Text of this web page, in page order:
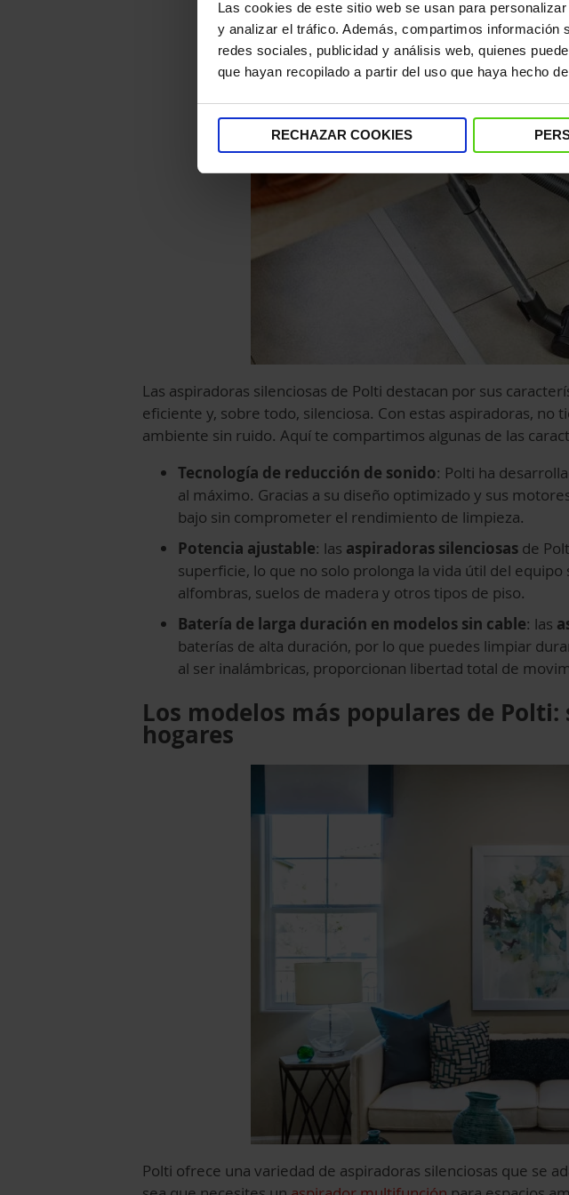
Las cookies de este sitio web se usan para
y analizar el tráfico. Además, compartimos
redes sociales, publicidad y análisis web, quienes
que hayan recopilado a partir del uso que haya hecho
RECHAZAR COOKIES
Las aspiradoras silenciosas de Polti destacan por sus
eficiente y, sobre todo, silenciosa. Con estas aspiradoras,
ambiente sin ruido. Aquí te compartimos algunas de las
Tecnología de reducción de sonido: Polti ha
al máximo. Gracias a su diseño optimizado y sus
bajo sin comprometer el rendimiento de limpieza.
Potencia ajustable: las aspiradoras silenciosas de
superficie, lo que no solo prolonga la vida útil del
alfombras, suelos de madera y otros tipos de piso.
Batería de larga duración en modelos sin cable: las
baterías de alta duración, por lo que puedes limpiar
al ser inalámbricas, proporcionan libertad total de
Los modelos más populares de
hogares
Polti ofrece una variedad de aspiradoras silenciosas que se